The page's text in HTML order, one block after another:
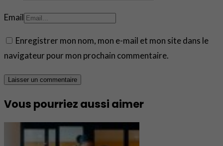
Email
Enregistrer mon nom, mon e-mail et mon site dans le
navigateur pour mon prochain commentaire.
Vous pourriez aussi aimer